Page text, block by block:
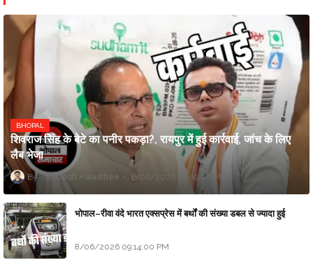
BHOPAL
शिवराज सिंह के बेटे का पनीर पकड़ा?, रायपुर में हुई कार्रवाई, जांच के लिए
लैब भेजा
Updesh Awasthee 8/06/2026 10:09:00 PM
भोपाल–रीवा वंदे भारत एक्सप्रेस में बर्थों की संख्या डबल से ज्यादा हुई
8/06/2026 09:14:00 PM